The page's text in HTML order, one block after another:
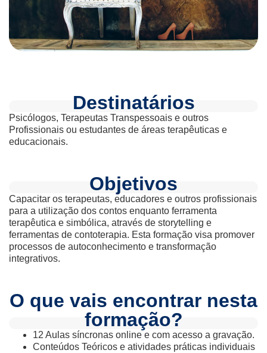
Destinatários
Psicólogos, Terapeutas Transpessoais e outros
Profissionais ou estudantes de áreas terapêuticas e
educacionais.
Objetivos
Capacitar os terapeutas, educadores e outros profissionais
para a utilização dos contos enquanto ferramenta
terapêutica e simbólica, através de storytelling e
ferramentas de contoterapia. Esta formação visa promover
processos de autoconhecimento e transformação
integrativos.
O que vais encontrar nesta
formação?
12 Aulas síncronas online e com acesso a gravação.
Conteúdos Teóricos e atividades práticas individuais